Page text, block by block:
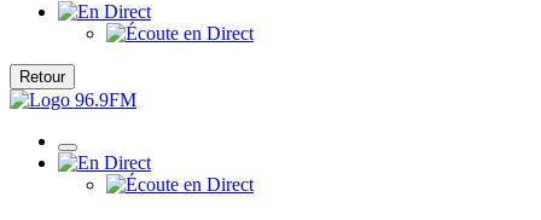
Retour